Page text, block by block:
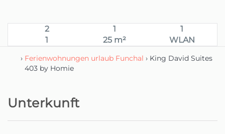
2 1
1
1
25 m² WLAN
› Ferienwohnungen urlaub Funchal › King David Suites
403 by Homie
Unterkunft